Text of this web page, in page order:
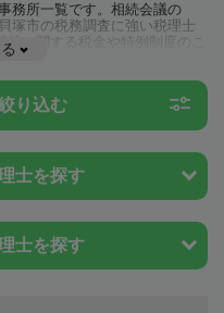
務所一覧です。相続会議の
塚市の税務調査に強い税理士
続に関する税金や特例制度のこ
う。
り込む
士を探す
士を探す